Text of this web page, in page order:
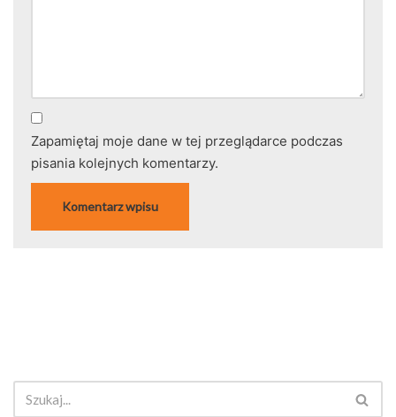
Zapamiętaj moje dane w tej przeglądarce podczas
pisania kolejnych komentarzy.